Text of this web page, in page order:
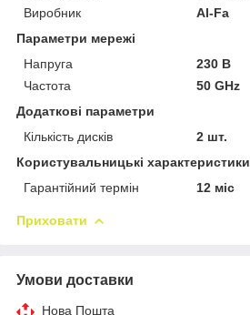
Виробник
Al-Fa
Параметри мережі
Напруга
230 В
Частота
50 GHz
Додаткові параметри
Кількість дисків
2 шт.
Користувальницькі характеристики
Гарантійний термін
12 міс
Приховати
Умови доставки
Нова Пошта